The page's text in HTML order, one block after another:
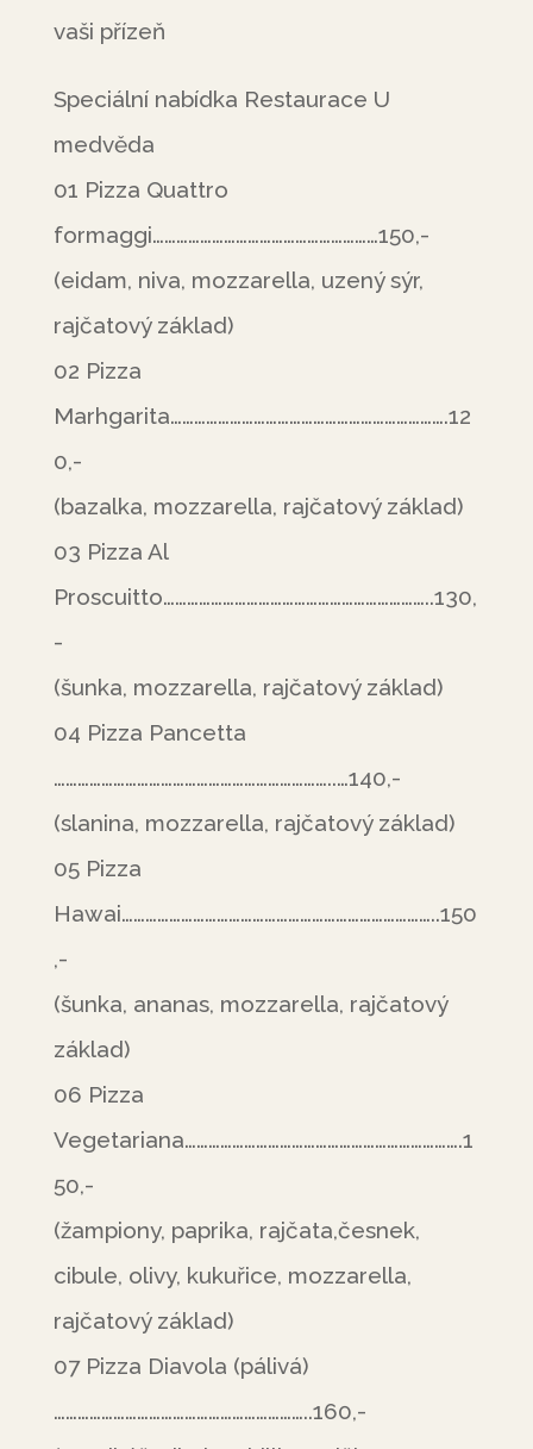
vaši přízeň
Speciální nabídka Restaurace U
medvěda
01 Pizza Quattro
formaggi…………………………………………………150,-
(eidam, niva, mozzarella, uzený sýr,
rajčatový základ)
02 Pizza
Marhgarita…………………………………………………………….12
0,-
(bazalka, mozzarella, rajčatový základ)
03 Pizza Al
Proscuitto…………………………………………………………..130,
-
(šunka, mozzarella, rajčatový základ)
04 Pizza Pancetta
……………………………………………………………..…140,-
(slanina, mozzarella, rajčatový základ)
05 Pizza
Hawai……………………………………………………………………..150
,-
(šunka, ananas, mozzarella, rajčatový
základ)
06 Pizza
Vegetariana…………………………………………………………….1
50,-
(žampiony, paprika, rajčata,česnek,
cibule, olivy, kukuřice, mozzarella,
rajčatový základ)
07 Pizza Diavola (pálivá)
………………………………………………………..160,-